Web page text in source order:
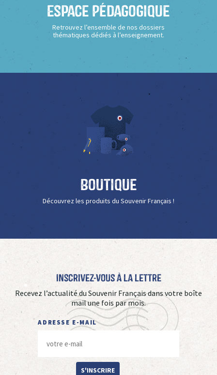
Espace Pédagogique
Retrouvez l’ensemble de nos dossiers
thématiques dédiés à l’enseignement.
Boutique
Découvrez les produits du Souvenir Français !
Inscrivez-vous à La Lettre
Recevez l’actualité du Souvenir Français dans votre boîte
mail une fois par mois.
ADRESSE E-MAIL
S'INSCRIRE